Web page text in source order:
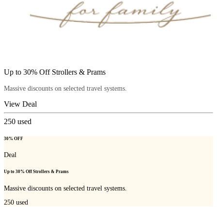
Up to 30% Off Strollers & Prams
Massive discounts on selected travel systems.
View Deal
250 used
30% OFF
Deal
Up to 30% Off Strollers & Prams
Massive discounts on selected travel systems.
250 used